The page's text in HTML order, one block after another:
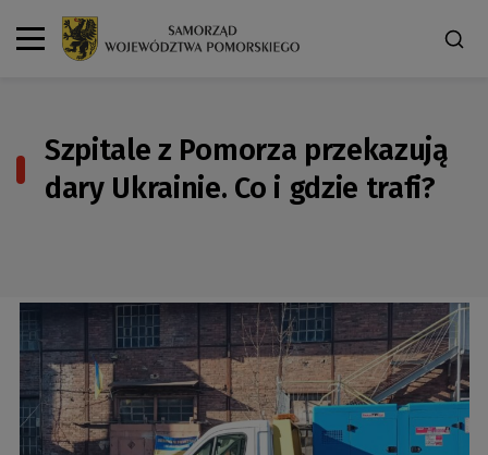
Szpitale z Pomorza przekazują
dary Ukrainie. Co i gdzie trafi?